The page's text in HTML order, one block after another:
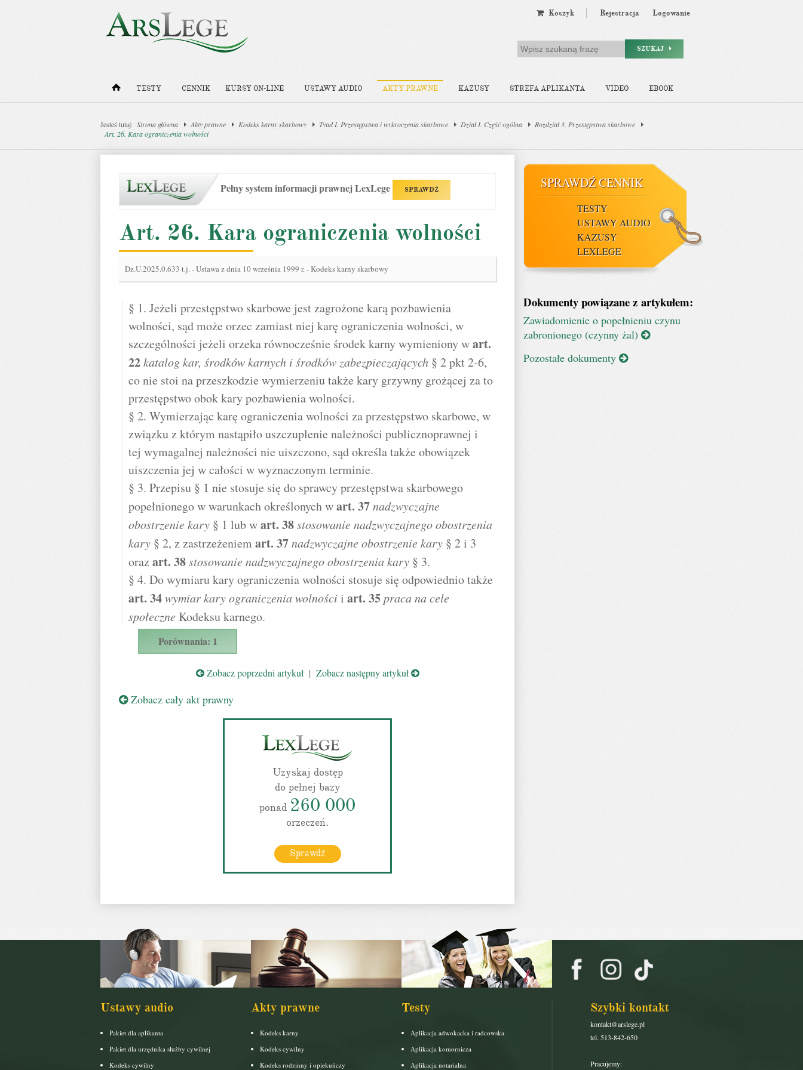
Koszyk Rejestracja Logowanie
SZUKAJ
TESTY CENNIK KURSY ON-LINE USTAWY AUDIO AKTY PRAWNE KAZUSY STREFA APLIKANTA VIDEO EBOOK
Jesteś tutaj: Strona główna Akty prawne Kodeks karny skarbowy Tytuł I. Przestępstwa i wykroczenia skarbowe Dział I. Część ogólna
Rozdział 3. Przestępstwa skarbowe
Art. 26. Kara ograniczenia wolności
Pełny system informacji prawnej LexLege SPRAWDŹ
Art. 26. Kara ograniczenia wolności
Dz.U.2025.0.633 t.j.-Ustawa z dnia 10 września 1999 r. - Kodeks karny skarbowy
§ 1. Jeżeli przestępstwo skarbowe jest zagrożone karą pozbawienia
wolności, sąd może orzec zamiast niej karę ograniczenia wolności, w
szczególności jeżeli orzeka równocześnie środek karny wymieniony wart.
22katalog kar, środków karnych i środków zabezpieczających § 2 pkt 2-6,
co nie stoi na przeszkodzie wymierzeniu także kary grzywny grożącej za to
przestępstwo obok kary pozbawienia wolności.
§ 2. Wymierzając karę ograniczenia wolności za przestępstwo skarbowe, w
związku z którym nastąpiło uszczuplenie należności publicznoprawnej i
tej wymagalnej należności nie uiszczono, sąd określa także obowiązek
uiszczenia jej w całości w wyznaczonym terminie.
§ 3. Przepisu § 1 nie stosuje się do sprawcy przestępstwa skarbowego
popełnionego w warunkach określonych wart. 37nadzwyczajne
obostrzenie kary § 1 lub wart. 38stosowanie nadzwyczajnego obostrzenia
kary § 2, z zastrzeżeniemart. 37nadzwyczajne obostrzenie kary § 2 i 3
orazart. 38stosowanie nadzwyczajnego obostrzenia kary § 3.
§ 4. Do wymiaru kary ograniczenia wolności stosuje się odpowiednio także
art. 34wymiar kary ograniczenia wolnościi art. 35 praca na cele
społeczne Kodeksu karnego.
Porównania: 1
Zobacz poprzedni artykuł| Zobacz następny artykuł
Zobacz cały akt prawny
Uzyskaj dostęp
do pełnej bazy
ponad 260 000
orzeczeń.
Sprawdź
SPRAWDŹ CENNIK
TESTY
USTAWY AUDIO
KAZUSY
LEXLEGE
Dokumenty powiązane z artykułem:
Zawiadomienie o popełnieniu czynu
zabronionego (czynny żal)
Pozostałe dokumenty
Ustawy audio
Pakiet dla aplikanta
Pakiet dla urzędnika służby cywilnej
Kodeks cywilny
Akty prawne
Kodeks karny
Kodeks cywilny
Kodeks rodzinny i opiekuńczy
Testy
Aplikacja adwokacka i radcowska
Aplikacja komornicza
Aplikacja notarialna
Szybki kontakt
kontakt@arslege.pl
tel. 513-842-650
Pracujemy: